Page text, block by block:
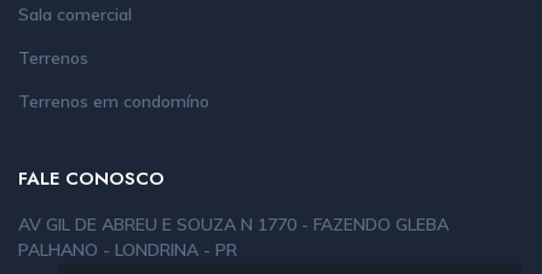
Sala comercial
Terrenos
Terrenos em condomíno
FALE CONOSCO
AV GIL DE ABREU E SOUZA N 1770 - FAZENDO GLEBA
PALHANO - LONDRINA - PR